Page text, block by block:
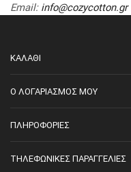
Email: info@cozycotton.gr
ΚΑΛΆΘΙ
O ΛΟΓΑΡΙΑΣΜΌΣ ΜΟΥ
ΠΛΗΡΟΦΟΡΊΕΣ
ΤΗΛΕΦΩΝΙΚΈΣ ΠΑΡΑΓΓΕΛΊΕΣ